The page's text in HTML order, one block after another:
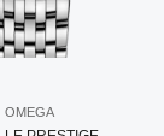
OMEGA